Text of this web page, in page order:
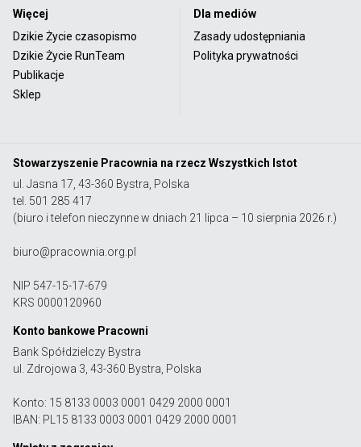
Więcej
Dzikie Życie czasopismo
Dzikie Życie RunTeam
Publikacje
Sklep
Dla mediów
Zasady udostępniania
Polityka prywatności
Stowarzyszenie Pracownia na rzecz Wszystkich Istot
ul. Jasna 17, 43-360 Bystra, Polska
tel. 501 285 417
(biuro i telefon nieczynne w dniach 21 lipca – 10 sierpnia 2026 r.)
biuro@pracownia.org.pl
NIP 547-15-17-679
KRS 0000120960
Konto bankowe Pracowni
Bank Spółdzielczy Bystra
ul. Zdrojowa 3, 43-360 Bystra, Polska
Konto: 15 8133 0003 0001 0429 2000 0001
IBAN: PL15 8133 0003 0001 0429 2000 0001